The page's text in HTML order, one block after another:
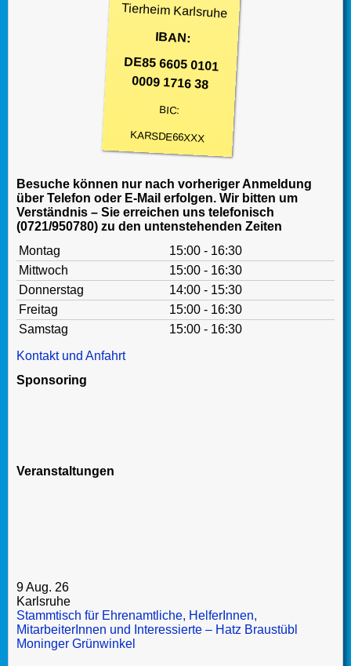
Tierheim Karlsruhe
IBAN:
DE85 6605 0101
0009 1716 38
BIC:
KARSDE66XXX
Besuche können nur nach vorheriger Anmeldung
über Telefon oder E-Mail erfolgen. Wir bitten um
Verständnis – Sie erreichen uns telefonisch
(0721/950780) zu den untenstehenden Zeiten
Montag
15:00 - 16:30
Mittwoch
15:00 - 16:30
Donnerstag
14:00 - 15:30
Freitag
15:00 - 16:30
Samstag
15:00 - 16:30
Kontakt und Anfahrt
Sponsoring
Veranstaltungen
9 Aug. 26
Karlsruhe
Stammtisch für Ehrenamtliche, HelferInnen,
MitarbeiterInnen und Interessierte – Hatz Braustübl
Moninger Grünwinkel